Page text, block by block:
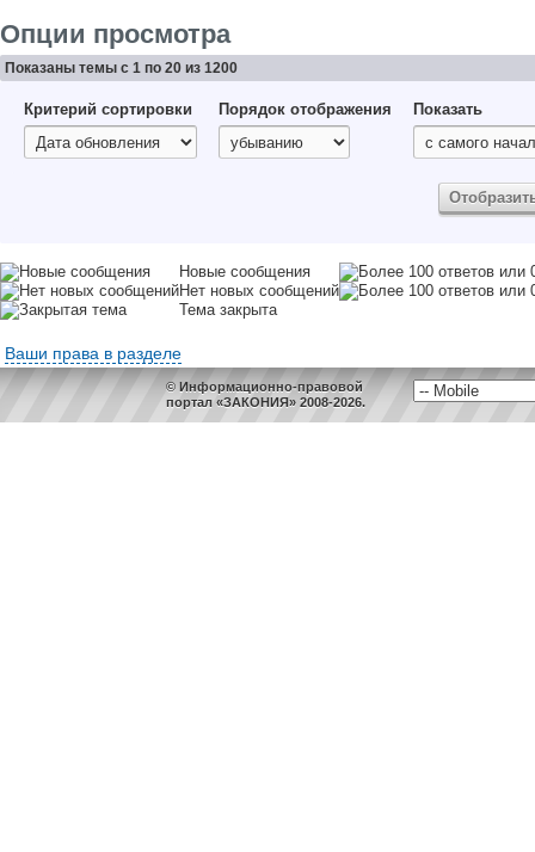
Опции просмотра
Показаны темы с 1 по 20 из 1200
Критерий сортировки Порядок отображения Показать
Новые сообщения
Нет новых сообщений
Тема закрыта
Ваши права в разделе
© Информационно-правовой
портал «ЗАКОНИЯ» 2008-2026.